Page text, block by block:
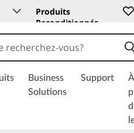
Produits
Reconditionnés
Business
Solutions
Support
À